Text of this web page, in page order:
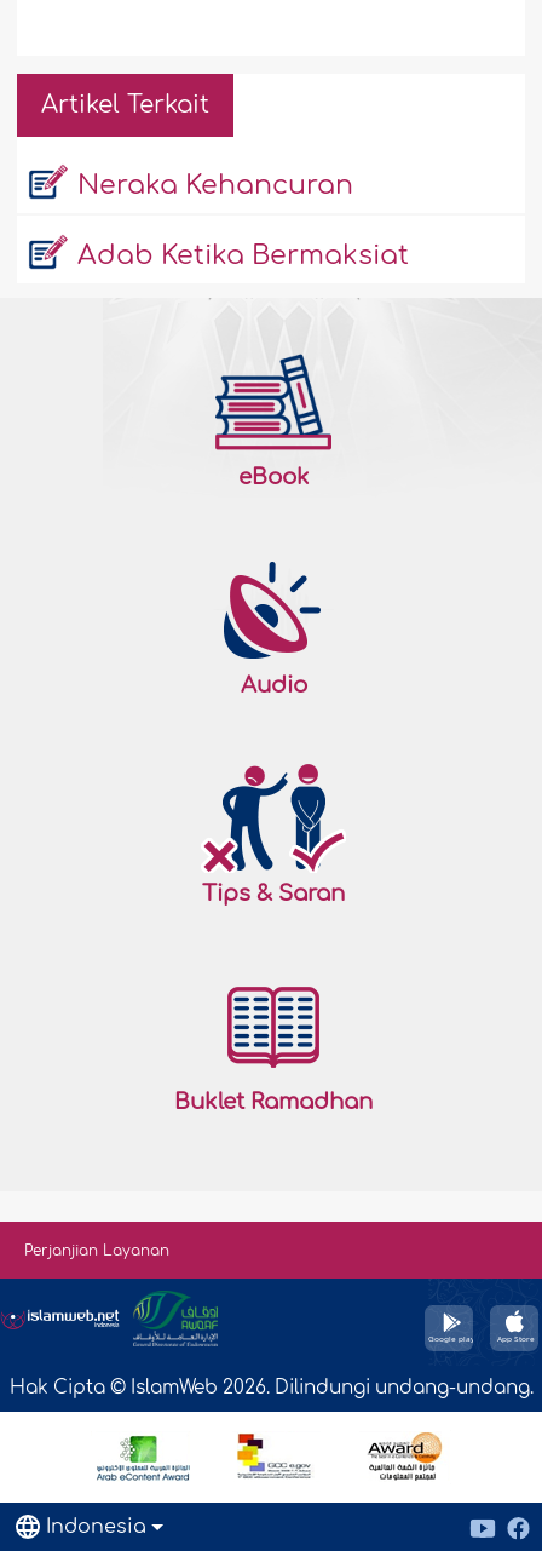
Artikel Terkait
Neraka Kehancuran
Adab Ketika Bermaksiat
eBook
Audio
Tips & Saran
Buklet Ramadhan
Perjanjian Layanan
Hak Cipta © IslamWeb 2026. Dilindungi undang-undang.
Indonesia